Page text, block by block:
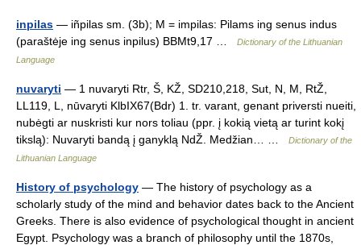
inpilas — iñpilas sm. (3b); M = impilas: Pilams ing senus indus
(paraštėje ing senus inpilus) BBMt9,17 …
Dictionary of the Lithuanian
Language
nuvaryti — 1 nuvaryti Rtr, Š, KŽ, SD210,218, Sut, N, M, RtŽ,
LL119, L, nūvaryti KlbIX67(Bdr) 1. tr. varant, genant priversti nueiti,
nubėgti ar nuskristi kur nors toliau (ppr. į kokią vietą ar turint kokį
tikslą): Nuvaryti bandą į ganyklą NdŽ. Medžian… …
Dictionary of the
Lithuanian Language
History of psychology — The history of psychology as a
scholarly study of the mind and behavior dates back to the Ancient
Greeks. There is also evidence of psychological thought in ancient
Egypt. Psychology was a branch of philosophy until the 1870s,